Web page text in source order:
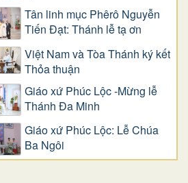
Tân linh mục Phêrô Nguyễn
Tiến Đạt: Thánh lễ tạ ơn
Việt Nam và Tòa Thánh ký kết
Thỏa thuận
Giáo xứ Phúc Lộc -Mừng lễ
Thánh Đa Minh
Giáo xứ Phúc Lộc: Lễ Chúa
Ba Ngôi